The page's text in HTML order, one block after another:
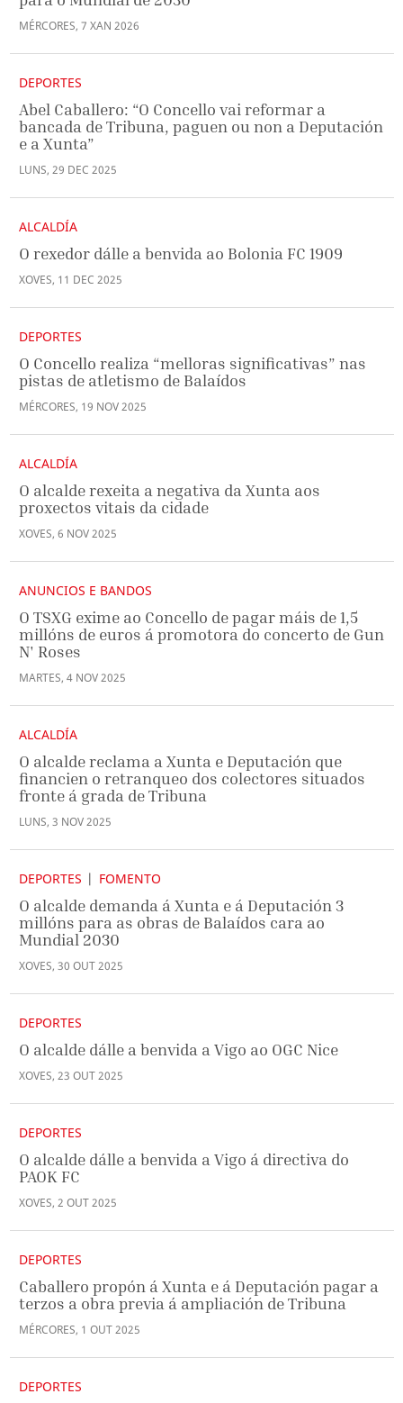
MÉRCORES, 7 XAN 2026
DEPORTES
Abel Caballero: “O Concello vai reformar a
bancada de Tribuna, paguen ou non a Deputación
e a Xunta”
LUNS, 29 DEC 2025
ALCALDÍA
O rexedor dálle a benvida ao Bolonia FC 1909
XOVES, 11 DEC 2025
DEPORTES
O Concello realiza “melloras significativas” nas
pistas de atletismo de Balaídos
MÉRCORES, 19 NOV2025
ALCALDÍA
O alcalde rexeita a negativa da Xunta aos
proxectos vitais da cidade
XOVES, 6 NOV2025
ANUNCIOS E BANDOS
O TSXG exime ao Concello de pagar máis de 1,5
millóns de euros á promotora do concerto de Gun
N' Roses
MARTES, 4 NOV2025
ALCALDÍA
O alcalde reclama a Xunta e Deputación que
financien o retranqueo dos colectores situados
fronte á grada de Tribuna
LUNS, 3 NOV2025
DEPORTES FOMENTO
O alcalde demanda á Xunta e á Deputación 3
millóns para as obras de Balaídos cara ao
Mundial 2030
XOVES, 30 OUT2025
DEPORTES
O alcalde dálle a benvida a Vigo ao OGC Nice
XOVES, 23 OUT2025
DEPORTES
O alcalde dálle a benvida a Vigo á directiva do
PAOK FC
XOVES, 2 OUT2025
DEPORTES
Caballero propón á Xunta e á Deputación pagar a
terzos a obra previa á ampliación de Tribuna
MÉRCORES, 1 OUT2025
DEPORTES